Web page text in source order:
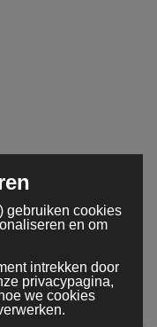
JouwWeb
je om jouw
gebruiken cookies
en om
intrekken door
privacypagina,
we cookies